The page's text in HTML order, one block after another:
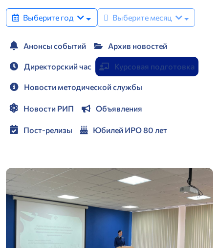
Выберите год Выберите месяц
Анонсы событий Архив новостей
Директорский час Курсовая подготовка
Новости методической службы
Новости РИП Объявления
Пост-релизы Юбилей ИРО 80 лет